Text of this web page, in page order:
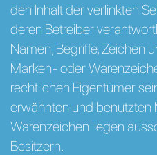
den Inhalt der verlinkten
deren Betreiber
Namen, Begriffe, Zeichen
Marken- oder
rechtlichen Eigentümer
erwähnten und benutzten
Warenzeichen liegen
Besitzern.